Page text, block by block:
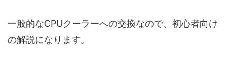
一般的なCPUクーラーへの交換なので、初心者向け
の解説になります。